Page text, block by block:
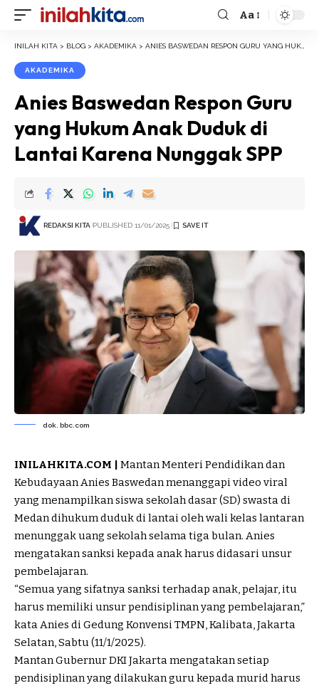
Font
Aa
INILAH KITA > BLOG > AKADEMIKA > ANIES BASWEDAN RESPON GURU YANG HUKUM ANAK DUDUK DI LANTAI KARENA NUNGGAK SPP
AKADEMIKA
Anies Baswedan Respon Guru
yang Hukum Anak Duduk di
Lantai Karena Nunggak SPP
REDAKSI KITA PUBLISHED 11/01/2025
dok. bbc.com
INILAHKITA.COM | Mantan Menteri Pendidikan dan
Kebudayaan Anies Baswedan menanggapi video viral
yang menampilkan siswa sekolah dasar (SD) swasta di
Medan dihukum duduk di lantai oleh wali kelas lantaran
menunggak uang sekolah selama tiga bulan. Anies
mengatakan sanksi kepada anak harus didasari unsur
pembelajaran.
“Semua yang sifatnya sanksi terhadap anak, pelajar, itu
harus memiliki unsur pendisiplinan yang pembelajaran,”
kata Anies di Gedung Konvensi TMPN, Kalibata, Jakarta
Selatan, Sabtu (11/1/2025).
Mantan Gubernur DKI Jakarta mengatakan setiap
pendisiplinan yang dilakukan guru kepada murid harus